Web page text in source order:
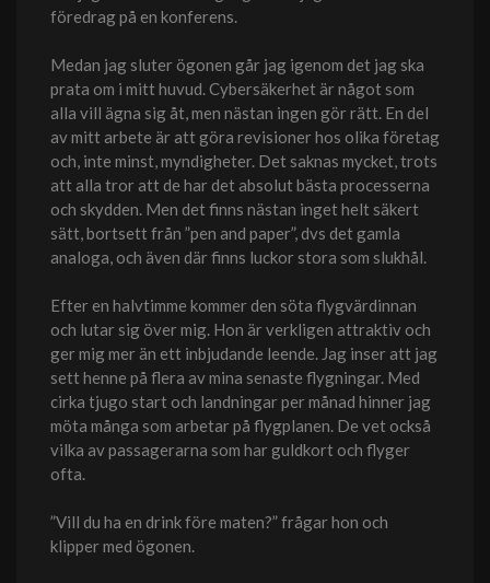
föredrag på en konferens.
Medan jag sluter ögonen går jag igenom det jag ska
prata om i mitt huvud. Cybersäkerhet är något som
alla vill ägna sig åt, men nästan ingen gör rätt. En del
av mitt arbete är att göra revisioner hos olika företag
och, inte minst, myndigheter. Det saknas mycket, trots
att alla tror att de har det absolut bästa processerna
och skydden. Men det finns nästan inget helt säkert
sätt, bortsett från ”pen and paper”, dvs det gamla
analoga, och även där finns luckor stora som slukhål.
Efter en halvtimme kommer den söta flygvärdinnan
och lutar sig över mig. Hon är verkligen attraktiv och
ger mig mer än ett inbjudande leende. Jag inser att jag
sett henne på flera av mina senaste flygningar. Med
cirka tjugo start och landningar per månad hinner jag
möta många som arbetar på flygplanen. De vet också
vilka av passagerarna som har guldkort och flyger
ofta.
”Vill du ha en drink före maten?” frågar hon och
klipper med ögonen.